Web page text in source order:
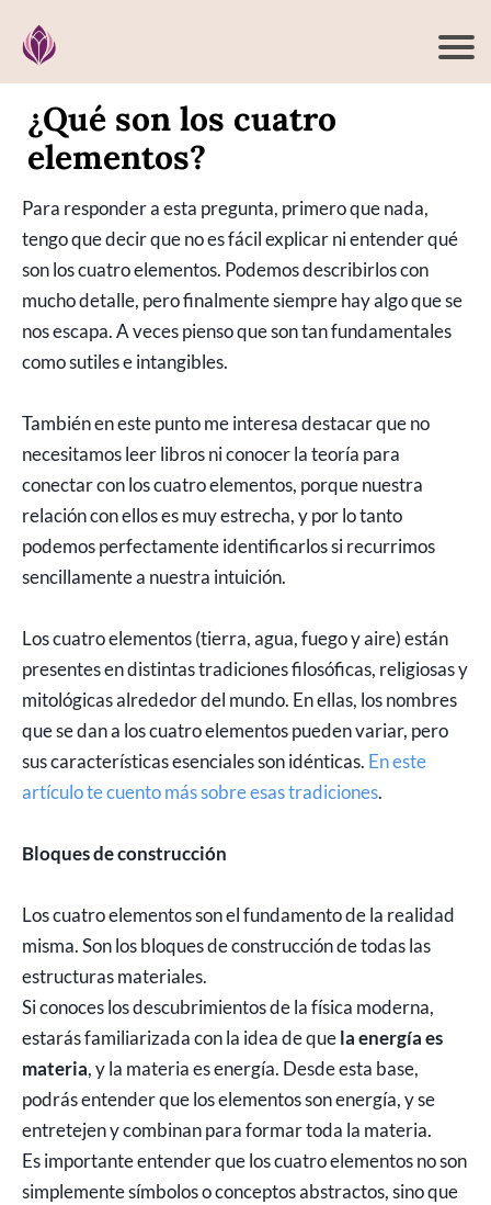
¿Qué son los cuatro
elementos?
Para responder a esta pregunta, primero que nada,
tengo que decir que no es fácil explicar ni entender qué
son los cuatro elementos. Podemos describirlos con
mucho detalle, pero finalmente siempre hay algo que se
nos escapa. A veces pienso que son tan fundamentales
como sutiles e intangibles.
También en este punto me interesa destacar que no
necesitamos leer libros ni conocer la teoría para
conectar con los cuatro elementos, porque nuestra
relación con ellos es muy estrecha, y por lo tanto
podemos perfectamente identificarlos si recurrimos
sencillamente a nuestra intuición.
Los cuatro elementos (tierra, agua, fuego y aire) están
presentes en distintas tradiciones filosóficas, religiosas y
mitológicas alrededor del mundo. En ellas, los nombres
que se dan a los cuatro elementos pueden variar, pero
sus características esenciales son idénticas. En este
artículo te cuento más sobre esas tradiciones.
Bloques de construcción
Los cuatro elementos son el fundamento de la realidad
misma. Son los bloques de construcción de todas las
estructuras materiales.
Si conoces los descubrimientos de la física moderna,
estarás familiarizada con la idea de quela energía es
materia, y la materia es energía. Desde esta base,
podrás entender que los elementos son energía, y se
entretejen y combinan para formar toda la materia.
Es importante entender que los cuatro elementos no son
simplemente símbolos o conceptos abstractos, sino que